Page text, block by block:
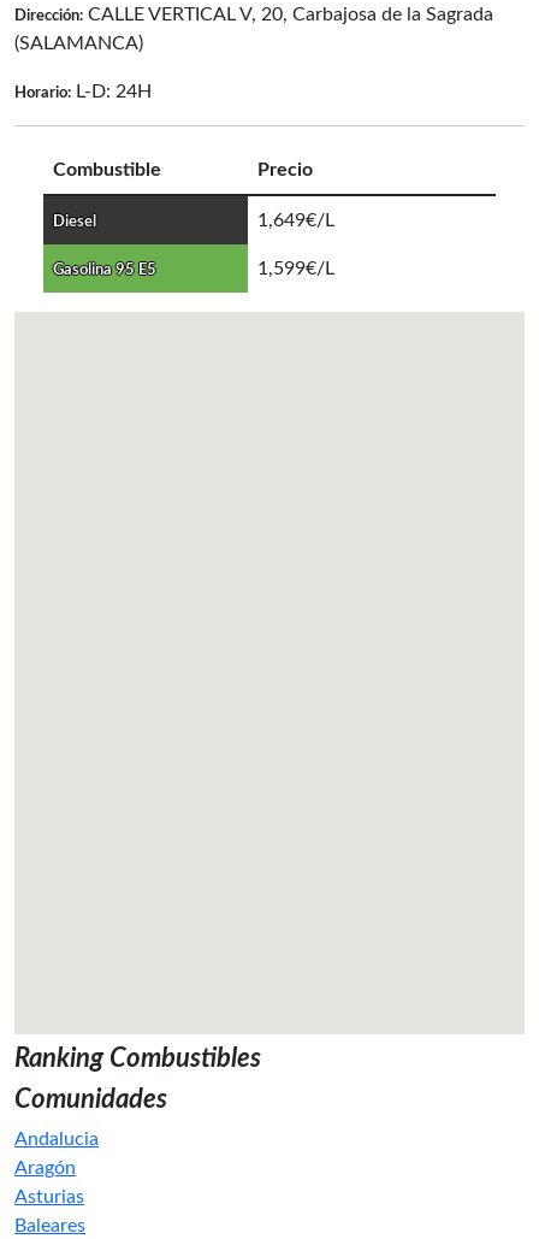
Dirección: CALLE VERTICAL V, 20, Carbajosa de la Sagrada
(SALAMANCA)
Horario: L-D: 24H
Combustible Precio
Diesel 1,649€/L
Gasolina 95 E5 1,599€/L
Ranking Combustibles
Comunidades
Andalucia
Aragón
Asturias
Baleares